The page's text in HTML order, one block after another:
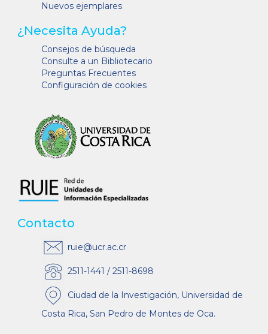
Nuevos ejemplares
¿Necesita Ayuda?
Consejos de búsqueda
Consulte a un Bibliotecario
Preguntas Frecuentes
Configuración de cookies
Contacto
ruie@ucr.ac.cr
2511-1441 / 2511-8698
Ciudad de la Investigación, Universidad de
Costa Rica, San Pedro de Montes de Oca.